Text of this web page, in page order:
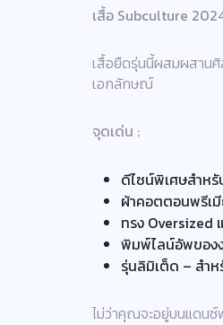
เสื้อ Subculture
เสื้อยืดรุ่นนี้ผสมผสานศิ
เอกลักษณ์
จุดเด่น :
ดีไซน์พิเศษสำห
ผ้าคอตตอนพรีเมี
ทรง Oversized
พิมพ์ไลน์อัพของ
รุ่นลิมิเต็ด – สำ
ไม่ว่าคุณจะอยู่บนแดน